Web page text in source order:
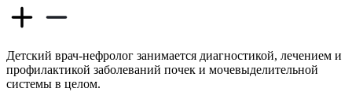
Детский врач-нефролог занимается диагностикой, лечением и
профилактикой заболеваний почек и мочевыделительной
системы в целом.